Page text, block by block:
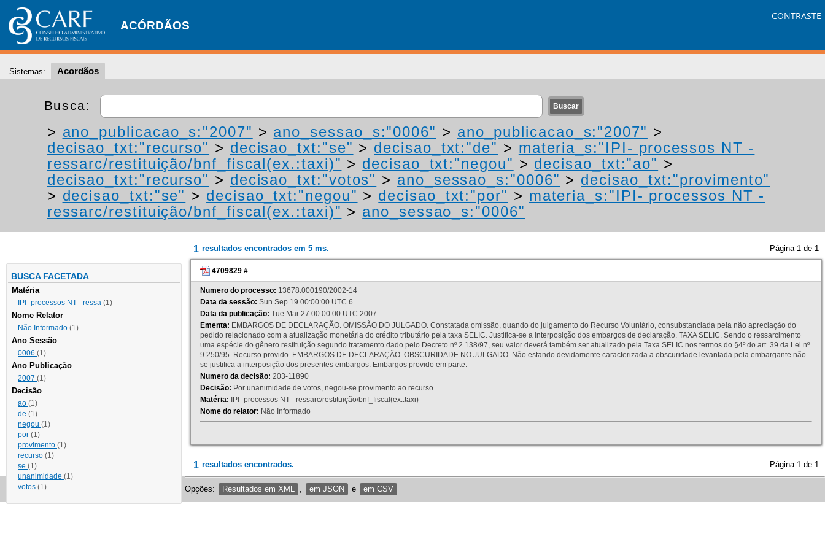
ACÓRDÃOS
CONTRASTE
Sistemas: Acordãos
Busca:
> ano_publicacao_s:"2007" > ano_sessao_s:"0006" > ano_publicacao_s:"2007" >
decisao_txt:"recurso" > decisao_txt:"se" > decisao_txt:"de" > materia_s:"IPI- processos NT -
ressarc/restituição/bnf_fiscal(ex.:taxi)" > decisao_txt:"negou" > decisao_txt:"ao" >
decisao_txt:"recurso" > decisao_txt:"votos" > ano_sessao_s:"0006" > decisao_txt:"provimento"
> decisao_txt:"se" > decisao_txt:"negou" > decisao_txt:"por" > materia_s:"IPI- processos NT -
ressarc/restituição/bnf_fiscal(ex.:taxi)" > ano_sessao_s:"0006"
BUSCA FACETADA
Matéria
IPI- processos NT - ressa (1)
Nome Relator
Não Informado (1)
Ano Sessão
0006 (1)
Ano Publicação
2007 (1)
Decisão
ao (1)
de (1)
negou (1)
por (1)
provimento (1)
recurso (1)
se (1)
unanimidade (1)
votos (1)
1 resultados encontrados em 5 ms. Página 1 de 1
4709829 #
Numero do processo: 13678.000190/2002-14
Data da sessão: Sun Sep 19 00:00:00 UTC 6
Data da publicação: Tue Mar 27 00:00:00 UTC 2007
Ementa: EMBARGOS DE DECLARAÇÃO. OMISSÃO DO JULGADO. Constatada omissão, quando do julgamento do Recurso Voluntário, consubstanciada pela não apreciação do
pedido relacionado com a atualização monetária do crédito tributário pela taxa SELIC. Justifica-se a interposição dos embargos de declaração. TAXA SELIC. Sendo o ressarcimento
uma espécie do gênero restituição segundo tratamento dado pelo Decreto nº 2.138/97, seu valor deverá também ser atualizado pela Taxa SELIC nos termos do §4º do art. 39 da Lei nº
9.250/95. Recurso provido. EMBARGOS DE DECLARAÇÃO. OBSCURIDADE NO JULGADO. Não estando devidamente caracterizada a obscuridade levantada pela embargante não
se justifica a interposição dos presentes embargos. Embargos provido em parte.
Numero da decisão: 203-11890
Decisão: Por unanimidade de votos, negou-se provimento ao recurso.
Matéria: IPI- processos NT - ressarc/restituição/bnf_fiscal(ex.:taxi)
Nome do relator: Não Informado
1 resultados encontrados. Página 1 de 1
Opções: Resultados em XML em JSON e em CSV